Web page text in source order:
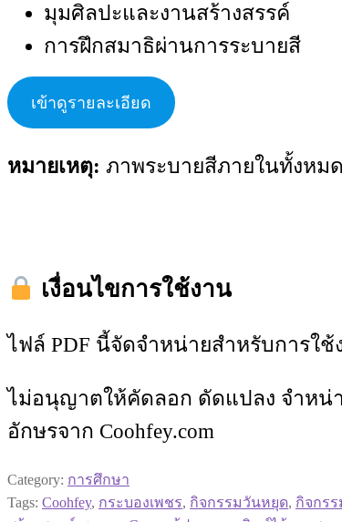
มุมศิลปะและงานสร้างสรรค์
การฝึกสมาธิผ่านการระบายสี
เข้าดูรายละเอียด
หมายเหตุ: ภาพระบายสีภายในทั้งหม
เงื่อนไขการใช้งาน
ไฟล์ PDF นี้จัดจำหน่ายสำหรับการใ
ไม่อนุญาตให้คัดลอก ดัดแปลง จำหน่
อักษรจาก Coohfey.com
Category: การศึกษา
Tags: Coohfey, กระบองเพชร, กิจกรรมวันหยุด, กิจกร